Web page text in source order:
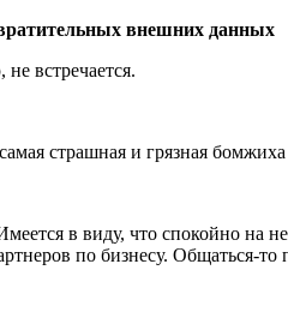
внешних данных
встречается.
страшная и грязная
в виду, что спокойно на
по бизнесу. Общаться-то